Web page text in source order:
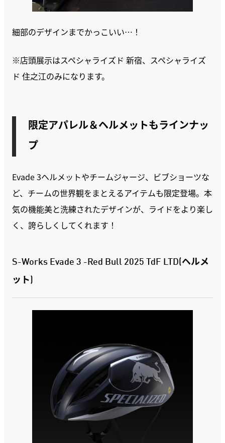
細部のデザインまでかっこいい…！
※店頭展示はスペシャライズド 新宿、スペシャライズ
ド 住之江のみになります。
限定アパレル＆ヘルメットもラインナッ
プ
Evade 3ヘルメットやチームジャージ、ビブショーツな
ど、チームの世界観をまとえるアイテムも限定登場。本
気の機能美と洗練されたデザインが、ライドをより楽し
く、誇らしくしてくれます！
S-Works Evade 3 -Red Bull 2025 TdF LTD(ヘルメ
ット)